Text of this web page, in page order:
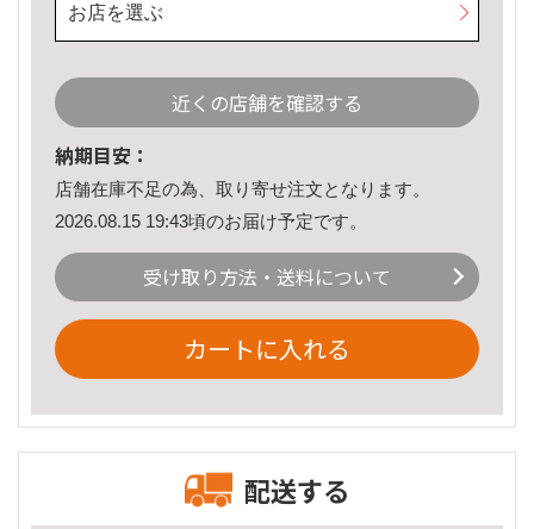
お店を選ぶ
近くの店舗を確認する
納期目安：
店舗在庫不足の為、取り寄せ注文となります。
2026.08.15 19:43頃のお届け予定です。
受け取り方法・送料について
カートに入れる
配送する